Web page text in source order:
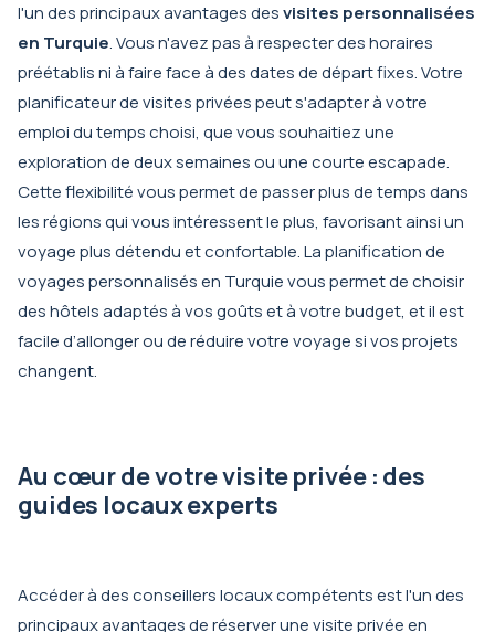
l'un des principaux avantages desvisites personnalisées
en Turquie. Vous n'avez pas à respecter des horaires
préétablis ni à faire face à des dates de départ fixes. Votre
planificateur de visites privées peut s'adapter à votre
emploi du temps choisi, que vous souhaitiez une
exploration de deux semaines ou une courte escapade.
Cette flexibilité vous permet de passer plus de temps dans
les régions qui vous intéressent le plus, favorisant ainsi un
voyage plus détendu et confortable. La planification de
voyages personnalisés en Turquie vous permet de choisir
des hôtels adaptés à vos goûts et à votre budget, et il est
facile d’allonger ou de réduire votre voyage si vos projets
changent.
Au cœur de votre visite privée : des
guides locaux experts
Accéder à des conseillers locaux compétents est l'un des
principaux avantages de réserver une visite privée en